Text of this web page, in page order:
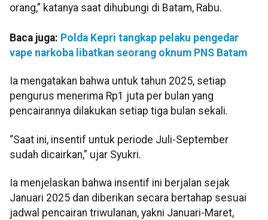
orang,” katanya saat dihubungi di Batam, Rabu.
Baca juga: Polda Kepri tangkap pelaku pengedar
vape narkoba libatkan seorang oknum PNS Batam
Ia mengatakan bahwa untuk tahun 2025, setiap
pengurus menerima Rp1 juta per bulan yang
pencairannya dilakukan setiap tiga bulan sekali.
“Saat ini, insentif untuk periode Juli-September
sudah dicairkan,” ujar Syukri.
Ia menjelaskan bahwa insentif ini berjalan sejak
Januari 2025 dan diberikan secara bertahap sesuai
jadwal pencairan triwulanan, yakni Januari-Maret,